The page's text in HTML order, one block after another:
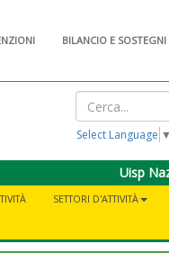
BILANCIO E SOSTEGNI
Select Language ▼
Uisp
SETTORI D'ATTIVITÀ